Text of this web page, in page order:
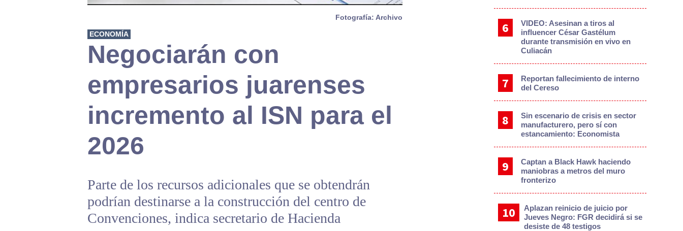
Fotografía: Archivo
ECONOMÍA
Negociarán con
empresarios juarenses
incremento al ISN para el
2026
Parte de los recursos adicionales que se obtendrán
podrían destinarse a la construcción del centro de
Convenciones, indica secretario de Hacienda
VIDEO: Asesinan a tiros al
influencer César Gastélum
durante transmisión en vivo en
Culiacán
Reportan fallecimiento de interno
del Cereso
Sin escenario de crisis en sector
manufacturero, pero sí con
estancamiento: Economista
Captan a Black Hawk haciendo
maniobras a metros del muro
fronterizo
Aplazan reinicio de juicio por
Jueves Negro: FGR decidirá si se
desiste de 48 testigos